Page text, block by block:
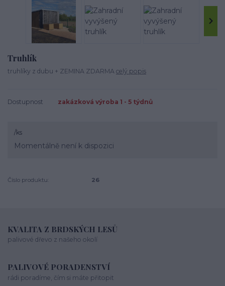
Truhlík
truhlíky z dubu + ZEMINA ZDARMA celý popis
Dostupnost zakázková výroba 1 - 5 týdnů
/ks
Momentálně není k dispozici
Číslo produktu: 26
KVALITA Z BRDSKÝCH LESŮ
palivové dřevo z našeho okolí
PALIVOVÉ PORADENSTVÍ
rádi poradíme, čím si máte přitopit